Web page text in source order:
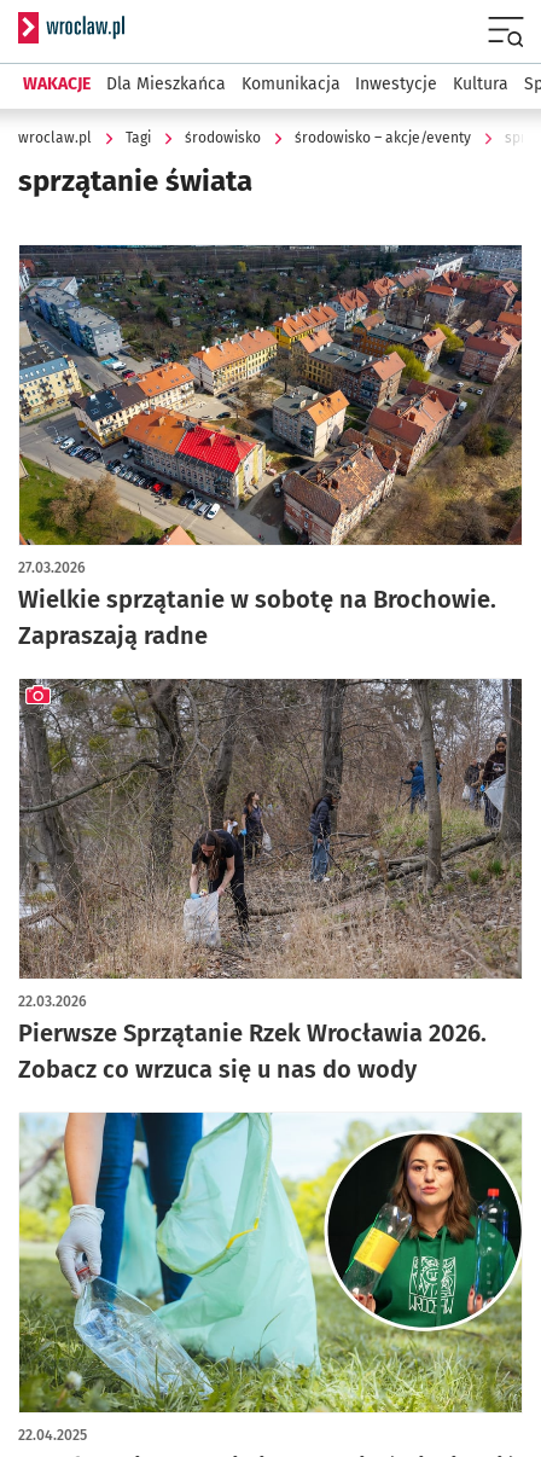
Serwis informacyjny wroclaw.pl
WAKACJE Dla Mieszkańca Komunikacja Inwestycje Kultura
wroclaw.pl Tagi środowisko środowisko – akcje/eventy
sprzątanie świata
Wielkie sprzątanie w sobotę na Brochowie.
Zapraszają radne
27.03.2026
Pierwsze Sprzątanie Rzek Wrocławia 2026.
Zobacz co wrzuca się u nas do wody
22.03.2026
artykuł z galerią zdjęć
22.04.2025